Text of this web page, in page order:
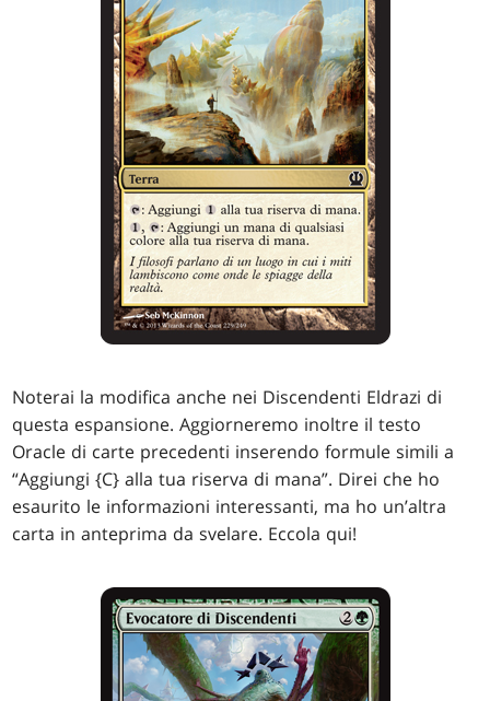
Noterai la modifica anche nei Discendenti Eldrazi di
questa espansione. Aggiorneremo inoltre il testo
Oracle di carte precedenti inserendo formule simili a
“Aggiungi {C} alla tua riserva di mana”. Direi che ho
esaurito le informazioni interessanti, ma ho un’altra
carta in anteprima da svelare. Eccola qui!